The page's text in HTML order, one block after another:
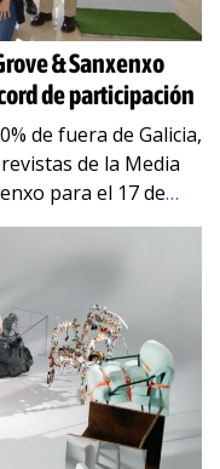
& Sanxenxo
de participación
de fuera de Galicia,
de la Media
para el 17 de…